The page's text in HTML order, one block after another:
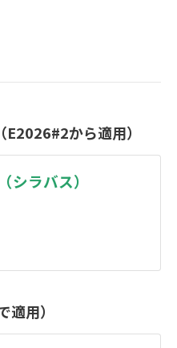
から適用）
シラバス）
用）